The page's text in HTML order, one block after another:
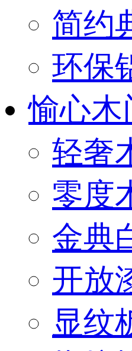
简约
环保
愉心木
轻奢
零度
金典
开放
显纹